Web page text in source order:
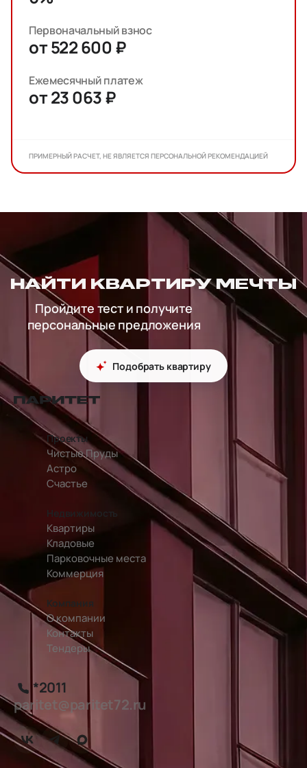
Первоначальный взнос
от 522 600 ₽
Ежемесячный платеж
от 23 063 ₽
ПРИМЕРНЫЙ РАСЧЕТ, НЕ ЯВЛЯЕТСЯ ПЕРСОНАЛЬНОЙ РЕКОМЕНДАЦИЕЙ
НАЙТИ КВАРТИРУ МЕЧТЫ
Пройдите тест и получите
персональные предложения
Подобрать квартиру
перейти на главную страницу
Проекты
Чистые Пруды
Астро
Счастье
Недвижимость
Квартиры
Кладовые
Парковочные места
Коммерция
Компания
О компании
Контакты
Тендеры
*2011
paritet@paritet72.ru